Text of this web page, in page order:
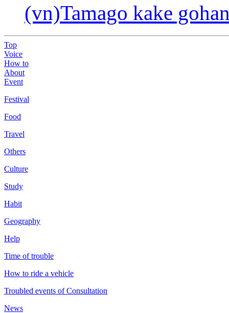
(vn)Tamago kake
Top
Voice
How to
About
Event
Festival
Food
Travel
Others
Culture
Study
Habit
Geography
Help
Time of trouble
How to ride a vehicle
Troubled events of Consultation
News